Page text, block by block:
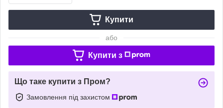
Купити
або
Купити з
Що таке купити з Пром?
Замовлення під захистом